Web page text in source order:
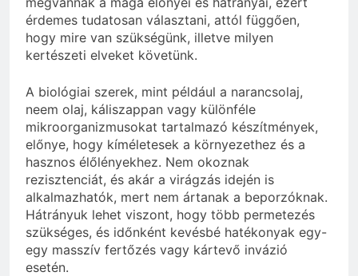
érdemes tudatosan választani, attól függően,
hogy mire van szükségünk, illetve milyen
kertészeti elveket követünk.
A biológiai szerek, mint például a narancsolaj,
neem olaj, káliszappan vagy különféle
mikroorganizmusokat tartalmazó készítmények,
előnye, hogy kíméletesek a környezethez és a
hasznos élőlényekhez. Nem okoznak
rezisztenciát, és akár a virágzás idején is
alkalmazhatók, mert nem ártanak a beporzóknak.
Hátrányuk lehet viszont, hogy több permetezés
szükséges, és időnként kevésbé hatékonyak egy-
egy masszív fertőzés vagy kártevő invázió
esetén.